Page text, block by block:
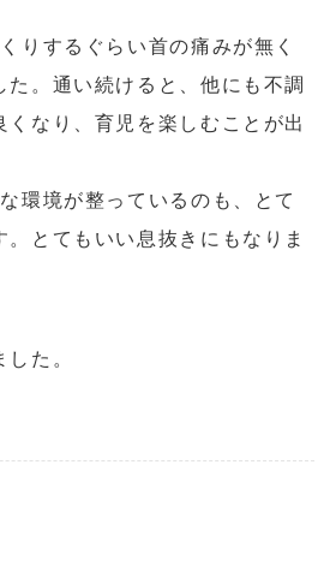
りするぐらい首の痛みが無く
た。通い続けると、他にも不調
くなり、育児を楽しむことが出
環境が整っているのも、とて
。とてもいい息抜きにもなりま
た。